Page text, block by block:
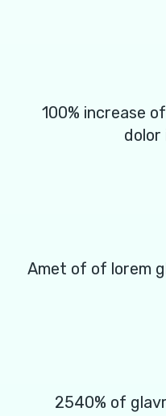
100% increase
dolor
Amet of of lorem
2540% of